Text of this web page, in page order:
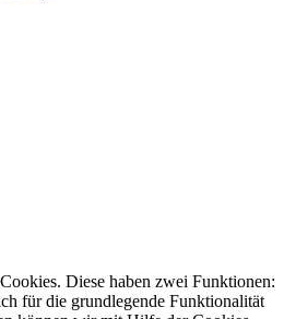
Diese haben zwei Funktionen:
für die grundlegende Funktionalität